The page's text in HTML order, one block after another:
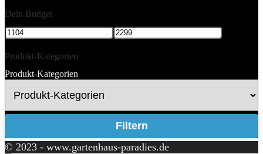
Dein Budget
Produkt-Kategorien
Produkt-Kategorien
Filtern
© 2023 - www.gartenhaus-paradies.de